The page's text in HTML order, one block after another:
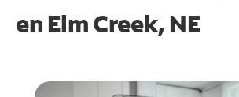
en Elm Creek, NE